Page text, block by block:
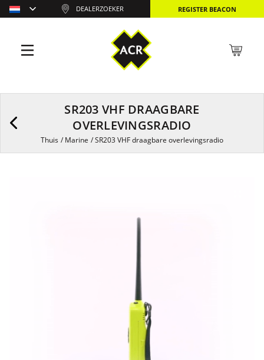
SR203 VHF DRAAGBARE
OVERLEVINGSRADIO
Thuis /Marine /SR203 VHF draagbare overlevingsradio
DEALERZOEKER REGISTER BEACON